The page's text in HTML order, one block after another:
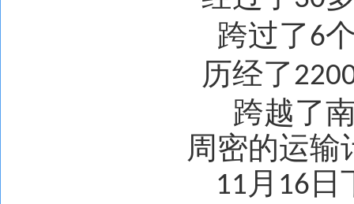
跨过了6
历经了
跨越了
周密的运输
11 月 16 日